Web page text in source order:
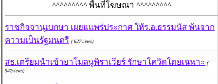
^^^^^^^^^ พื้นที่โฆษณา ^^^^^^^^^
ราชกิจจานุเบกษา เผยแแพร่ประกาศ ให้ร.อ.ธรรมนัส พ้นจาก
ความเป็นรัฐมนตรี ( 627views)
สธ.เตรียมนำเข้ายาโมลนูพิราเวียร์ รักษาโควิดโดยเฉพาะ (
542views)